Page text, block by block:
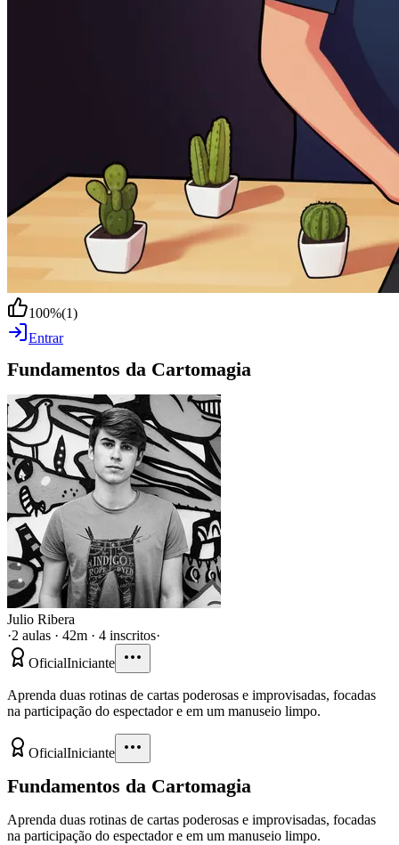
100%(1)
Entrar
Fundamentos da Cartomagia
Julio Ribera
·2 aulas · 42m · 4 inscritos·
OficialIniciante
Aprenda duas rotinas de cartas poderosas e improvisadas, focadas
na participação do espectador e em um manuseio limpo.
OficialIniciante
Fundamentos da Cartomagia
Aprenda duas rotinas de cartas poderosas e improvisadas, focadas
na participação do espectador e em um manuseio limpo.